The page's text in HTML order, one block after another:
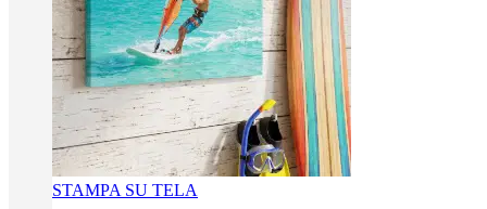
STAMPA SU TELA